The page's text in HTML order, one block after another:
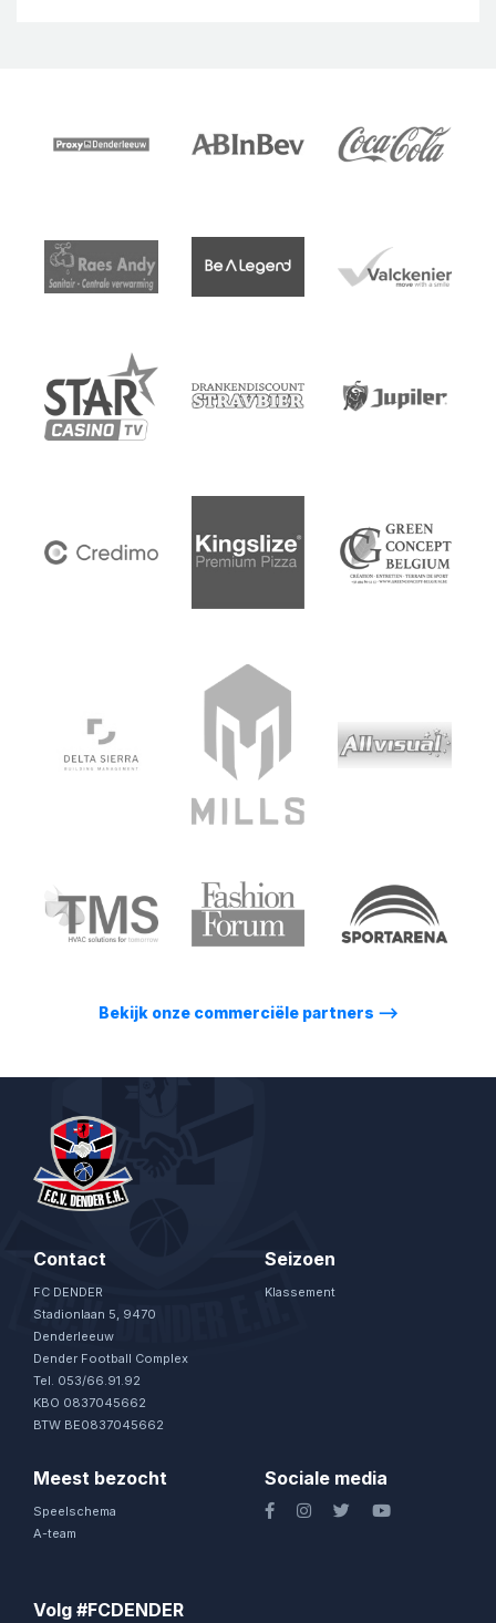
Bekijk onze commerciële partners ⟶
Contact
FC DENDER
Stadionlaan 5, 9470
Denderleeuw
Dender Football Complex
Tel. 053/66.91.92
KBO 0837045662
BTW BE0837045662
Seizoen
Klassement
Meest bezocht
Speelschema
A-team
Sociale media
Volg #FCDENDER